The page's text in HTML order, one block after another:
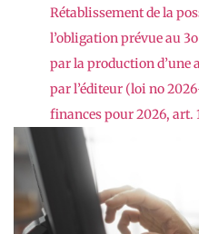
Rétablissement de la
l’obligation prévue au
par la production
par l’éditeur (loi no
finances pour 2026, art.